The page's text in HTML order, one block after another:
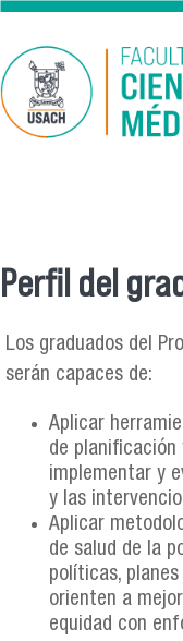
Pasar al contenido
Se
Perfil del
Los graduados del
serán capaces de:
Aplicar
de planificación
implementar y
y las
​Aplicar
de salud de la
políticas,
orienten a
equidad con